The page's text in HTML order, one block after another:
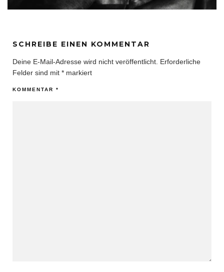
SCHREIBE EINEN KOMMENTAR
Deine E-Mail-Adresse wird nicht veröffentlicht. Erforderliche
Felder sind mit * markiert
KOMMENTAR *